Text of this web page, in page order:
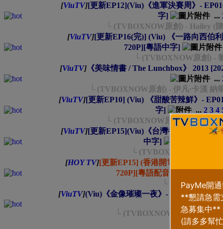
[ViuTV][更新EP12](Viu)《進軍決賽周》-
字]
...
└ (TVBOXNOW原創) - Hailey (
[ViuTV][更新EP16(完)] (Viu) 《一路向西伯
720P][粵語中字]
└ (TVBOXNOW原創) -
[ViuTV] 《美味情書 / The Lunchbox》 2013
...
└ (TVBOXNOW原創) - 伊凡·卡漢 納
[ViuTV][更新EP10] (Viu) 《甜酸苦辣鮮》-
字]
... 2 3 4
└ (TVBOXNOW原創) - 范麒智
[ViuTV][更新EP15](Viu)《台灣都市傳說》-
中字]
└ (TVBOXNOW原創) -
[HOY TV][更新EP15] (香港開電視)《橫素全
720P][粵語配音中字]
└ (TVBOXNOW
[ViuTV](Viu)《金像璀璨一夜》- [2026-04-
3
└ (TVBOXNOW原創) - 吳肇
類型 排序方